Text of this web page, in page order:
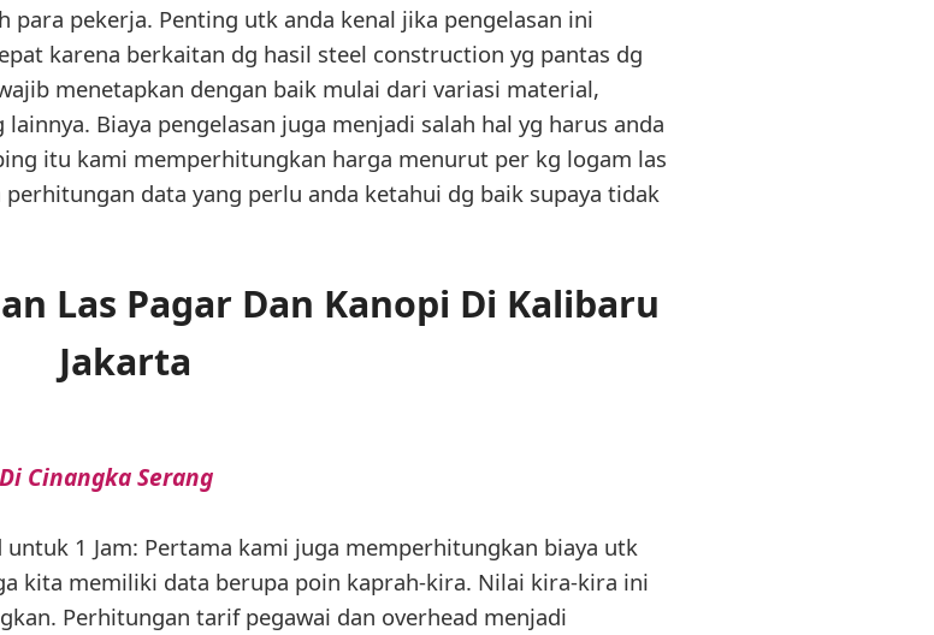
para pekerja. Penting utk anda kenal jika pengelasan ini
karena berkaitan dg hasil steel construction yg pantas dg
menetapkan dengan baik mulai dari variasi material,
Biaya pengelasan juga menjadi salah hal yg harus anda
itu kami memperhitungkan harga menurut per kg logam las
data yang perlu anda ketahui dg baik supaya tidak
Las Pagar Dan Kanopi Di Kalibaru
Jakarta
Cinangka Serang
1 Jam: Pertama kami juga memperhitungkan biaya utk
kita memiliki data berupa poin kaprah-kira. Nilai kira-kira ini
Perhitungan tarif pegawai dan overhead menjadi